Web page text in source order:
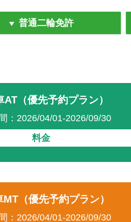
普通二輪免許
AT（優先予約プラン）
：2026/04/01-2026/09/30
料金
（優先予約プラン）
：2026/04/01-2026/09/30